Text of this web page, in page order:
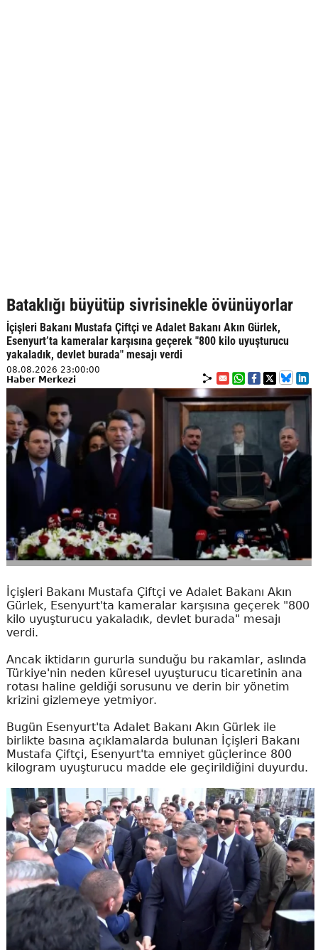
Bataklığı büyütüp sivrisinekle övünüyorlar
İçişleri Bakanı Mustafa Çiftçi ve Adalet Bakanı Akın Gürlek,
Esenyurt’ta kameralar karşısına geçerek "800 kilo uyuşturucu
yakaladık, devlet burada" mesajı verdi
08.08.2026 23:00:00
Haber Merkezi
İçişleri Bakanı Mustafa Çiftçi ve Adalet Bakanı Akın
Gürlek, Esenyurt'ta kameralar karşısına geçerek "800
kilo uyuşturucu yakaladık, devlet burada" mesajı
verdi.
Ancak iktidarın gururla sunduğu bu rakamlar, aslında
Türkiye'nin neden küresel uyuşturucu ticaretinin ana
rotası haline geldiği sorusunu ve derin bir yönetim
krizini gizlemeye yetmiyor.
Bugün Esenyurt'ta Adalet Bakanı Akın Gürlek ile
birlikte basına açıklamalarda bulunan İçişleri Bakanı
Mustafa Çiftçi, Esenyurt'ta emniyet güçlerince 800
kilogram uyuşturucu madde ele geçirildiğini duyurdu.